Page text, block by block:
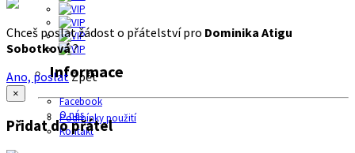
Informace
Facebook
O nás
Podmínky použití
Kontakt
Chceš poslat žádost o přátelství pro Dominika Atigu
Sobotková?
Ano, poslatZpět
×
Přidat do přátel